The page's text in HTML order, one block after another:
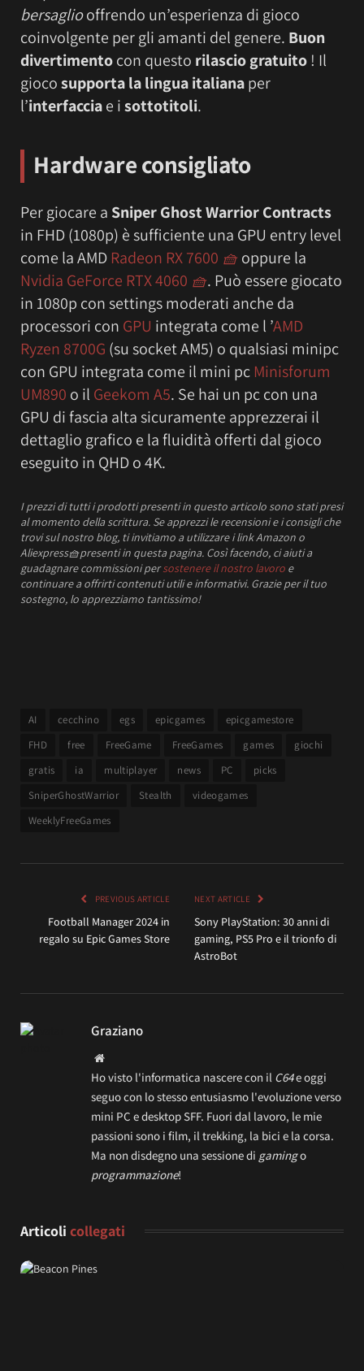
bersagliooffrendo un’esperienza di gioco
coinvolgente per gli amanti del genere. Buon
divertimentocon questo rilascio gratuito! Il
giocosupporta la lingua italianaper
l’interfacciae isottotitoli.
Hardware consigliato
Per giocare a Sniper Ghost Warrior Contracts
in FHD (1080p) è sufficiente una GPU entry level
come la AMD Radeon RX 7600 🧺 oppure la
Nvidia GeForce RTX 4060 🧺. Può essere giocato
in 1080p con settings moderati anche da
processori con GPU integrata come l ’AMD
Ryzen 8700G (su socket AM5) o qualsiasi minipc
con GPU integrata come il mini pc Minisforum
UM890 o il Geekom A5. Se hai un pc con una
GPU di fascia alta sicuramente apprezzerai il
dettaglio grafico e la fluidità offerti dal gioco
eseguito in QHD o 4K.
I prezzidi tutti i prodotti presenti in questo articolo sono stati presi
al momento della scrittura. Se apprezzi le recensioni e i consigli che
trovi sul nostro blog, ti invitiamo a utilizzare i link Amazon o
Aliexpress🧺presenti in questa pagina. Così facendo, ci aiuti a
guadagnare commissioni persostenere il nostro lavoro e
continuare a offrirti contenuti utili e informativi. Grazie per il tuo
sostegno, lo apprezziamo tantissimo!
AI cecchino egs epicgames
epicgamestore
FHD
free FreeGame FreeGames games
giochi
gratis
ia multiplayer news PC
picks
SniperGhostWarrior
Stealth
videogames
WeeklyFreeGames
PREVIOUS ARTICLE
Football Manager 2024 in
regalo su Epic Games Store
NEXT ARTICLE
Sony PlayStation: 30 anni di
gaming, PS5 Pro e il trionfo di
AstroBot
Graziano
Website
Ho visto l'informatica nascere con il C64e oggi
seguo con lo stesso entusiasmo l'evoluzione verso
mini PC e desktop SFF. Fuori dal lavoro, le mie
passioni sono i film, il trekking, la bici e la corsa.
Ma non disdegno una sessione di gamingo
programmazione!
Articoli collegati